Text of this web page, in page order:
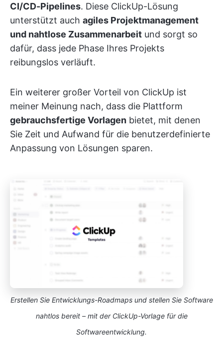
CI/CD-Pipelines. Diese ClickUp-Lösung
unterstützt auch agiles Projektmanagement
und nahtlose Zusammenarbeit und sorgt so
dafür, dass jede Phase Ihres Projekts
reibungslos verläuft.
Ein weiterer großer Vorteil von ClickUp ist
meiner Meinung nach, dass die Plattform
gebrauchsfertige Vorlagen bietet, mit denen
Sie Zeit und Aufwand für die benutzerdefinierte
Anpassung von Lösungen sparen.
Erstellen Sie Entwicklungs-Roadmaps und stellen Sie Software
nahtlos bereit – mit der ClickUp-Vorlage für die
Softwareentwicklung.